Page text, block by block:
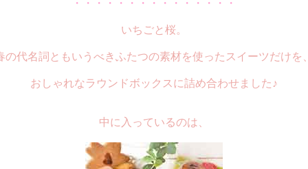
・・・・・・・・・・・・・・・
いちごと桜。
の代名詞ともいうべきふたつの素材を使ったスイーツだけを、
おしゃれなラウンドボックスに詰め合わせました♪
中に入っているのは、